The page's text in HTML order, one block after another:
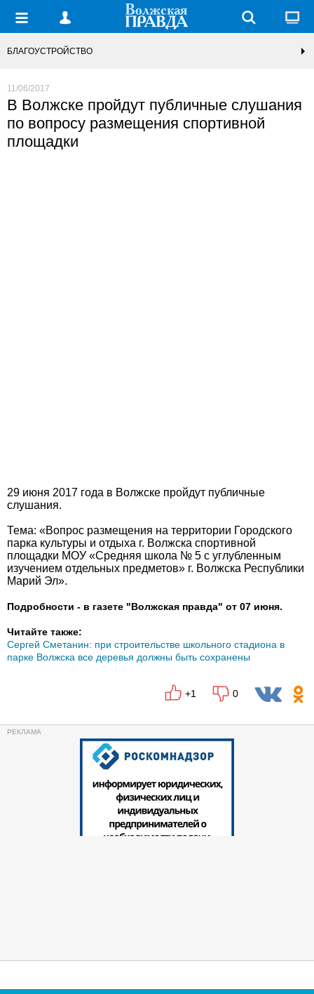
БЛАГОУСТРОЙСТВО
11/06/2017
В Волжске пройдут публичные слушания
по вопросу размещения спортивной
площадки
29 июня 2017 года в Волжске пройдут публичные
слушания.
Тема: «Вопрос размещения на территории Городского
парка культуры и отдыха г. Волжска спортивной
площадки МОУ «Средняя школа № 5 с углубленным
изучением отдельных предметов» г. Волжска Республики
Марий Эл».
Подробности - в газете "Волжская правда" от 07 июня.
Читайте также:
Сергей Сметанин: при строительстве школьного стадиона в
парке Волжска все деревья должны быть сохранены
+1 0